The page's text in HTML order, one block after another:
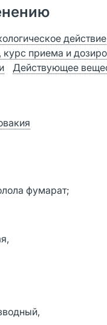
действие
курс приема и
Действующее
фумарат;